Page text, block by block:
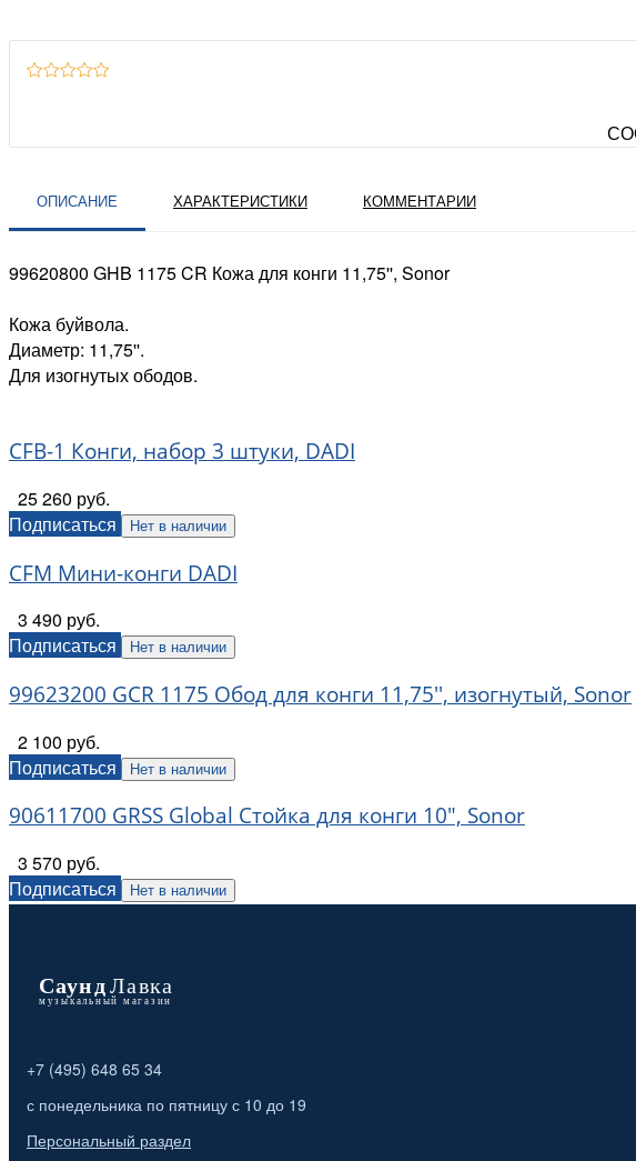
ОПИСАНИЕ ХАРАКТЕРИСТИКИ КОММЕНТАРИИ
99620800 GHB 1175 CR Кожа для конги 11,75'', Sonor
Кожа буйвола.
Диаметр: 11,75''.
Для изогнутых ободов.
CFB-1 Конги, набор 3 штуки, DADI
25 260 руб.
Подписаться
Нет в наличии
CFM Мини-конги DADI
3 490 руб.
Подписаться
Нет в наличии
99623200 GCR 1175 Обод для конги 11,75'', изогнутый, Sonor
2 100 руб.
Подписаться
Нет в наличии
90611700 GRSS Global Стойка для конги 10", Sonor
3 570 руб.
Подписаться
Нет в наличии
+7 (495) 648 65 34
с понедельника по пятницу с 10 до 19
Персональный раздел